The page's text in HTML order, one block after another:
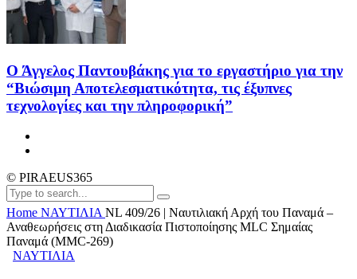
Ο Άγγελος Παντουβάκης για το εργαστήριο για την
“Βιώσιμη Αποτελεσματικότητα, τις έξυπνες
τεχνολογίες και την πληροφορική”
© PIRAEUS365
Home ΝΑΥΤΙΛΙΑ NL 409/26 | Ναυτιλιακή Αρχή του Παναμά –
Αναθεωρήσεις στη Διαδικασία Πιστοποίησης MLC Σημαίας
Παναμά (MMC-269)
ΝΑΥΤΙΛΙΑ